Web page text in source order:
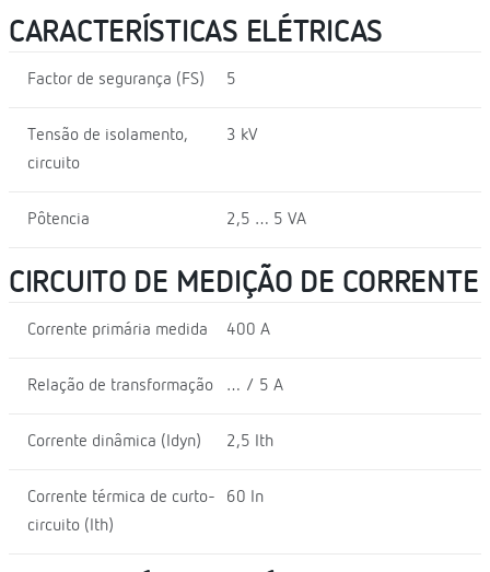
CARACTERÍSTICAS ELÉTRICAS
Factor de segurança (FS) 5
Tensão de isolamento,
circuito
3 kV
Pôtencia 2,5 … 5 VA
CIRCUITO DE MEDIÇÃO DE CORRENTE
Corrente primária medida 400 A
Relação de transformação … / 5 A
Corrente dinâmica (Idyn) 2,5 Ith
Corrente térmica de curto-
circuito (Ith)
60 In